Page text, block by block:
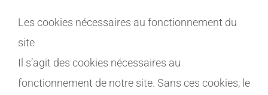
Les cookies nécessaires au fonctionnement du
site
Il s’agit des cookies nécessaires au
fonctionnement de notre site. Sans ces cookies, le